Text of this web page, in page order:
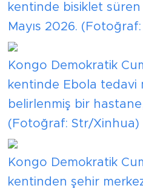
kentinde bisiklet süren
Mayıs 2026.
Kongo Demokratik
kentinde Ebola tedavi
belirlenmiş bir
(Fotoğraf: Str/Xinhua)
Kongo Demokratik
kentinden şehir